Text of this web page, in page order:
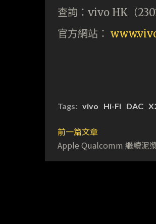
查詢：vivo HK（
官方網站：
Tags: vivo Hi-Fi DAC
前一篇文章
Apple Qualcomm 繼續泥